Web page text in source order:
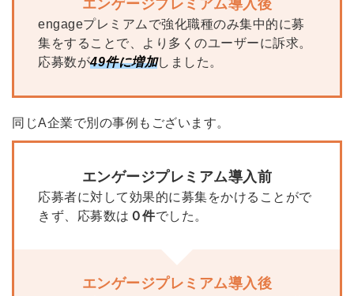
エンゲージプレミアム導入後
engageプレミアムで強化職種のみ集中的に募
集をすることで、より多くのユーザーに訴求。
応募数が49件に増加しました。
同じA企業で別の事例もございます。
エンゲージプレミアム導入前
応募者に対して効果的に募集をかけることがで
きず、応募数は ０件でした。
エンゲージプレミアム導入後